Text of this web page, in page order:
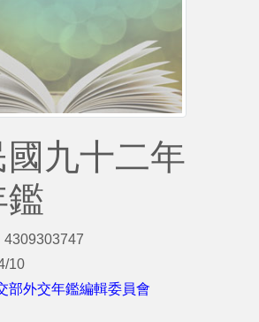
國九十二年
鑑
4309303747
10
部外交年鑑編輯委員會